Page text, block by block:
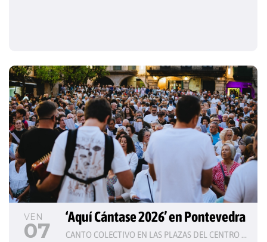
VEN
07
‘Aquí Cántase 2026’ en Pontevedra
CANTO COLECTIVO EN LAS PLAZAS DEL CENTRO HISTÓRICO